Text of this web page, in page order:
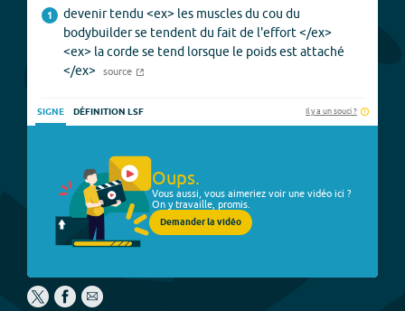
1
devenir tendu <ex> les muscles du cou du
bodybuilder se tendent du fait de l'effort </ex>
<ex> la corde se tend lorsque le poids est attaché
</ex>
source
SIGNE DÉFINITION LSF Il y a un souci ?
Oups.
Vous aussi, vous aimeriez voir une vidéo ici ?
On y travaille, promis.
Demander la vidéo